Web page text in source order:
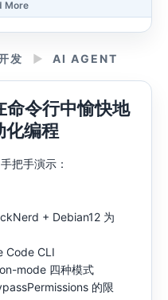
More
发 ► AI AGENT
令行中愉快地
编程
把手演示：
+ Debian12 为
Code CLI
mode 四种模式
的限